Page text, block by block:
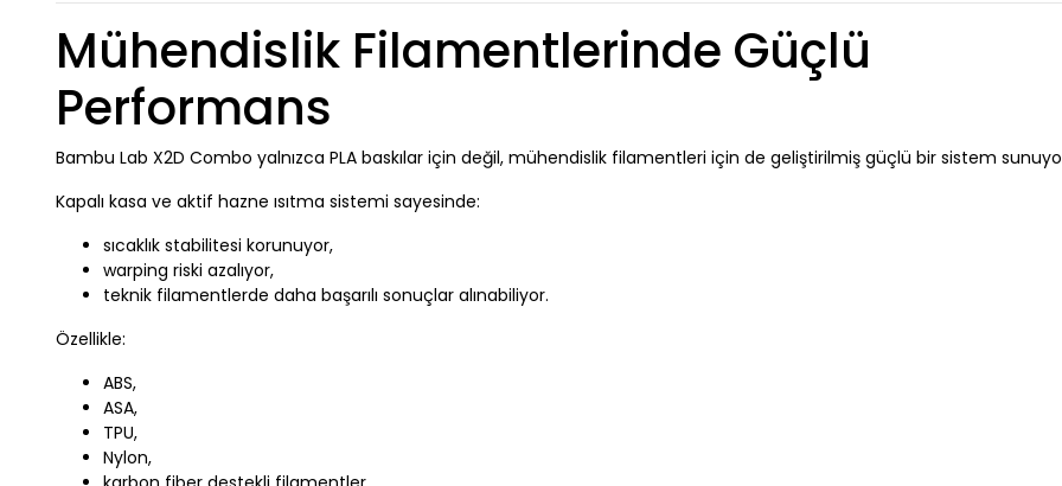
Mühendislik Filamentlerinde Güçlü
Performans
Bambu Lab X2D Combo yalnızca PLA baskılar için değil, mühendislik filamentleri için de geliştirilmiş güçlü bir sistem
Kapalı kasa ve aktif hazne ısıtma sistemi sayesinde:
sıcaklık stabilitesi korunuyor,
warping riski azalıyor,
teknik filamentlerde daha başarılı sonuçlar alınabiliyor.
Özellikle:
ABS,
ASA,
TPU,
Nylon,